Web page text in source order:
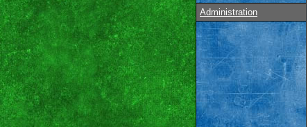
Administration